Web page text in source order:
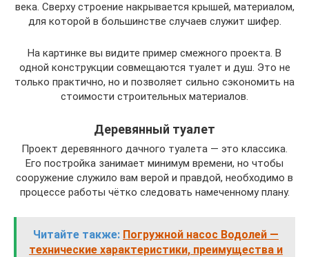
века. Сверху строение накрывается крышей, материалом,
для которой в большинстве случаев служит шифер.
На картинке вы видите пример смежного проекта. В
одной конструкции совмещаются туалет и душ. Это не
только практично, но и позволяет сильно сэкономить на
стоимости строительных материалов.
Деревянный туалет
Проект деревянного дачного туалета — это классика.
Его постройка занимает минимум времени, но чтобы
сооружение служило вам верой и правдой, необходимо в
процессе работы чётко следовать намеченному плану.
Читайте также: Погружной насос Водолей —
технические характеристики, преимущества и